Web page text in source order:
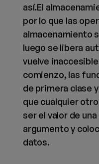
así.El
por lo que las
almacenamiento
luego se libera
vuelve
comienzo, las
de primera clase
que cualquier
ser el valor de
argumento y
datos.